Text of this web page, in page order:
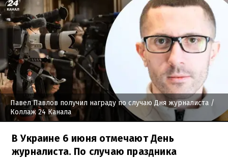
Павел Павлов получил награду по случаю Дня журналиста /
Коллаж 24 Канала
В Украине 6 июня отмечают День
журналиста. По случаю праздника